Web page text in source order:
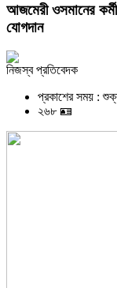
আজমেরী ওসমানের
যোগদান
নিজস্ব প্রতিবেদক
প্রকাশের সময় :
২৬৮ 🪪